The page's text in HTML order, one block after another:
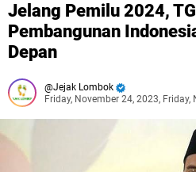
Jelang Pemilu 2024,
Pembangunan
Depan
Jejak Lombok
Friday, November 24, 2023, Friday,